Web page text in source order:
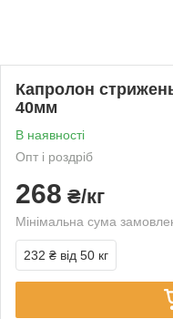
Капролон
40мм
В наявності
Опт і роздріб
268 ₴/кг
Мінімальна сума
232 ₴ від 50 кг